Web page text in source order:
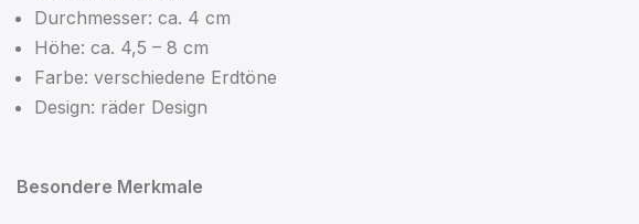
Durchmesser: ca. 4 cm
Höhe: ca. 4,5 – 8 cm
Farbe: verschiedene Erdtöne
Design: räder Design
Besondere Merkmale